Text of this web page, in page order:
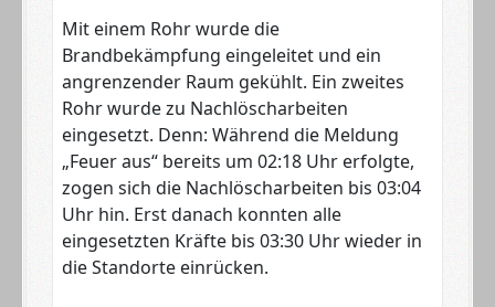
Mit einem Rohr wurde die
Brandbekämpfung eingeleitet und ein
angrenzender Raum gekühlt. Ein zweites
Rohr wurde zu Nachlöscharbeiten
eingesetzt. Denn: Während die Meldung
„Feuer aus“ bereits um 02:18 Uhr erfolgte,
zogen sich die Nachlöscharbeiten bis 03:04
Uhr hin. Erst danach konnten alle
eingesetzten Kräfte bis 03:30 Uhr wieder in
die Standorte einrücken.